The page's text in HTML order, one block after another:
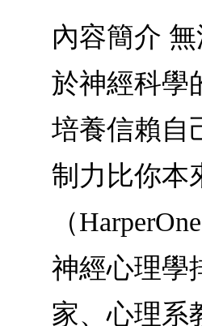
內容簡介
於神經科學
培養信賴自
制力比你本
（
神經心理學
家、心理系